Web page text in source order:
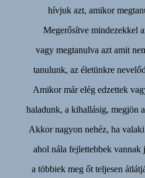
hívjuk azt, amikor
Megerősítve mindezekkel
vagy megtanulva azt amit
tanulunk, az életünkre
Amikor már elég edzettek
haladunk, a kihallásig, megjön
Akkor nagyon nehéz, ha
ahol nála fejlettebbek vannak
a többiek meg őt teljesen